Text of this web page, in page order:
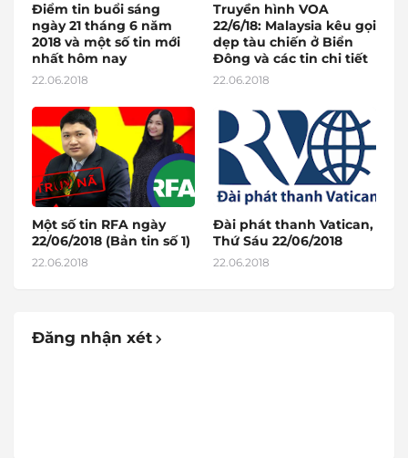
Điểm tin buổi sáng
ngày 21 tháng 6 năm
2018 và một số tin mới
nhất hôm nay
22.06.2018
Truyền hình VOA
22/6/18: Malaysia kêu gọi
dẹp tàu chiến ở Biển
Đông và các tin chi tiết
22.06.2018
Một số tin RFA ngày
22/06/2018 (Bản tin số 1)
22.06.2018
Đài phát thanh Vatican,
Thứ Sáu 22/06/2018
22.06.2018
Đăng nhận xét